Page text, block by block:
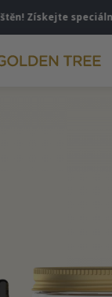
speciální